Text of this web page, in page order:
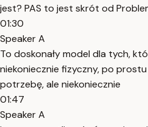
jest? PAS to jest skrót od
01:30
Speaker A
To doskonały model dla tych,
niekoniecznie fizyczny, po
potrzebę, ale niekoniecznie
01:47
Speaker A